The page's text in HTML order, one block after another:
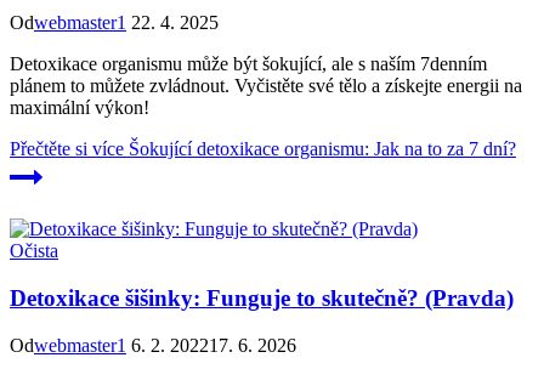
Odwebmaster1 22. 4. 2025
Detoxikace organismu může být šokující, ale s naším 7denním
plánem to můžete zvládnout. Vyčistěte své tělo a získejte energii na
maximální výkon!
Přečtěte si více Šokující detoxikace organismu: Jak na to za 7 dní?
Očista
Detoxikace šišinky: Funguje to skutečně? (Pravda)
Odwebmaster1 6. 2. 202217. 6. 2026